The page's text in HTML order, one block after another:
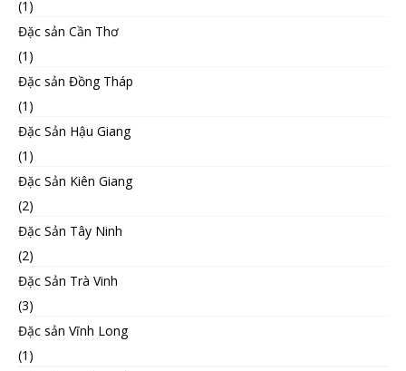
(1)
Đặc sản Cần Thơ
(1)
Đặc sản Đồng Tháp
(1)
Đặc Sản Hậu Giang
(1)
Đặc Sản Kiên Giang
(2)
Đặc Sản Tây Ninh
(2)
Đặc Sản Trà Vinh
(3)
Đặc sản Vĩnh Long
(1)